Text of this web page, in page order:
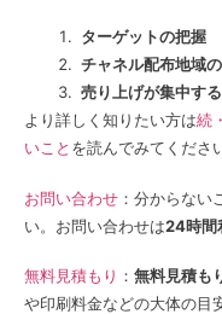
ターゲットの把握
チャネル配布地域
売り上げが集中す
より詳しく知りたい方は続
いこと を読んでみてくださ
お問い合わせ ：分からない
い。お問い合わせは24時間
無料見積もり ： 無料見積も
や印刷料金などの大体の目